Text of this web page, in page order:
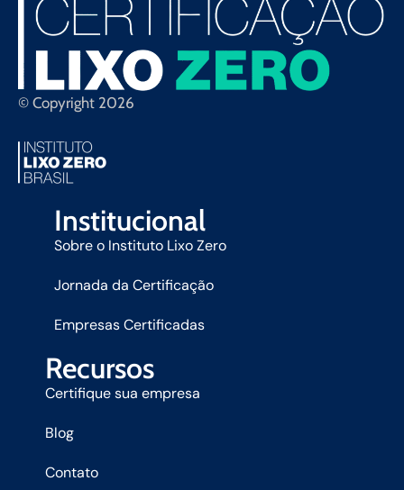
© Copyright 2026
Institucional
Sobre o Instituto Lixo Zero
Jornada da Certificação
Empresas Certificadas
Recursos
Certifique sua empresa
Blog
Contato